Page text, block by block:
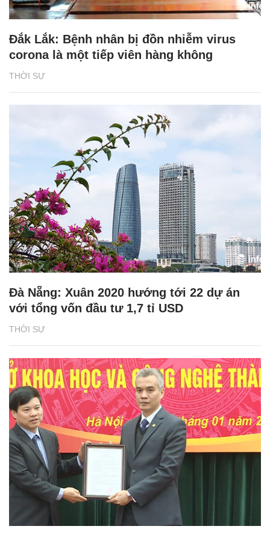
THỜI SỰ
Đắk Lắk: Bệnh nhân bị đồn nhiễm virus
corona là một tiếp viên hàng không
THỜI SỰ
Đà Nẵng: Xuân 2020 hướng tới 22 dự án
với tổng vốn đầu tư 1,7 tỉ USD